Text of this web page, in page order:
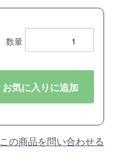
数量
お気に入りに追加
この商品を問い合わせる